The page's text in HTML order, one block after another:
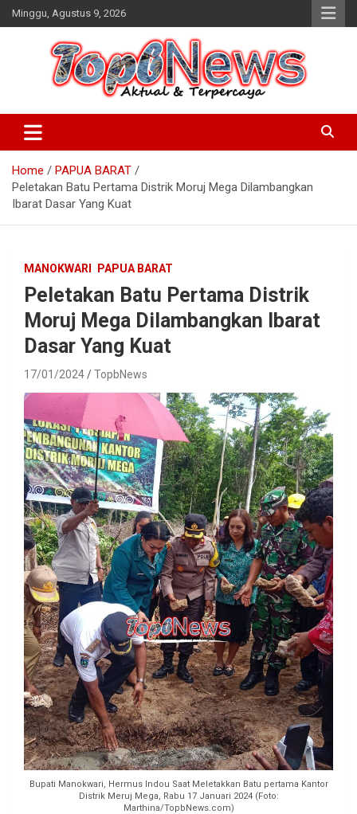
Skip
to
Minggu, Agustus 9, 2026
Home
PAPUA BARAT
Peletakan Batu Pertama Distrik Moruj Mega Dilambangkan
Ibarat Dasar Yang Kuat
MANOKWARI PAPUA BARAT
Peletakan Batu Pertama Distrik
Moruj Mega Dilambangkan Ibarat
Dasar Yang Kuat
17/01/2024 TopbNews
Bupati Manokwari, Hermus Indou Saat Meletakkan Batu pertama Kantor
Distrik Meruj Mega, Rabu 17 Januari 2024 (Foto:
Marthina/TopbNews.com)